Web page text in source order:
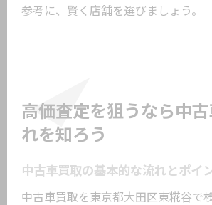
き方
業者
手間なく売れる中古車買取の最
オンライン中古車査定で手
能
参考に、賢く店舗を選びましょう。
高価査定を狙うなら中
れを知ろう
中古車買取の基本的な流れとポイ
中古車買取を東京都大田区東糀谷で